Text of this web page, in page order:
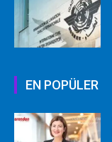
EN POPÜLER